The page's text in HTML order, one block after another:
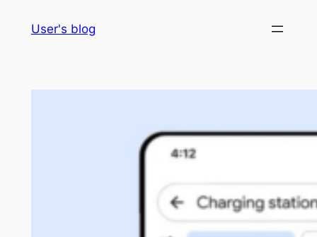
User's blog